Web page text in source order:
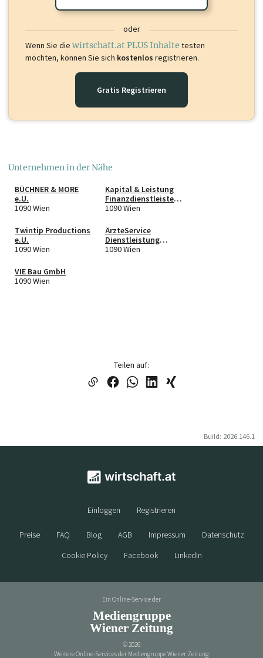
oder
Wenn Sie die wirtschaft.at PLUS Inhalte testen
möchten, können Sie sich kostenlos registrieren.
Gratis Registrieren
Unternehmen in der Nähe
BÜCHNER & MORE
e.U.
1090 Wien
Kapital & Leistung
Finanzdienstleister
GmbH & Co KG
1090 Wien
Twintip Productions
e.U.
1090 Wien
ÄrzteService
Dienstleistung
GmbH
1090 Wien
VIE Bau GmbH
1090 Wien
Teilen auf:
Build: 2026.146.1
Einloggen Registrieren
Preise FAQ Blog AGB Impressum
Datenschutz
Cookie Policy
Facebook LinkedIn
Ein Online-Service der
Mediengruppe
Wiener Zeitung
© 2026
Weitere Online-Services der Mediengruppe Wiener Zeitung: